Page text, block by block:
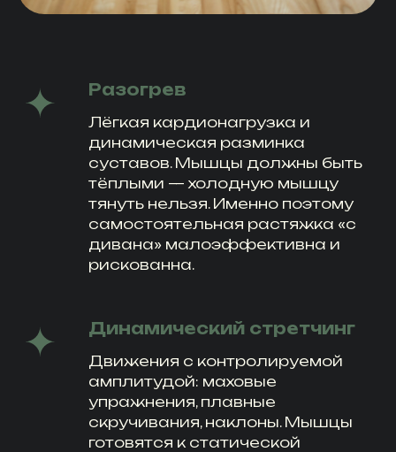
Разогрев
Лёгкая кардионагрузка и
динамическая разминка
суставов. Мышцы должны быть
тёплыми — холодную мышцу
тянуть нельзя. Именно поэтому
самостоятельная растяжка «с
дивана» малоэффективна и
рискованна.
Динамический стретчинг
Движения с контролируемой
амплитудой: маховые
упражнения, плавные
скручивания, наклоны. Мышцы
готовятся к статической